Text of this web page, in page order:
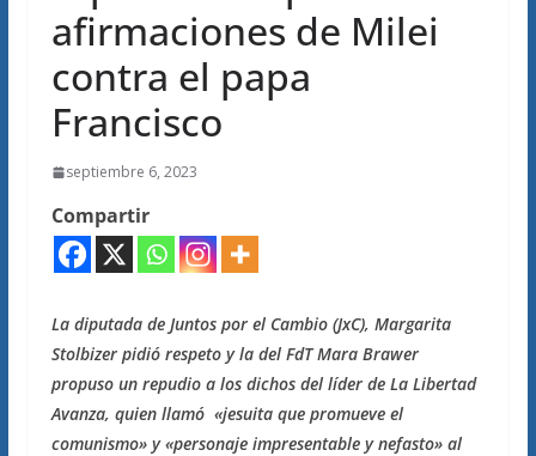
afirmaciones de Milei
contra el papa
Francisco
septiembre 6, 2023
Compartir
La diputada de Juntos por el Cambio (JxC), Margarita
Stolbizer pidió respeto y la del FdT Mara Brawer
propuso un repudio a los dichos del líder de La Libertad
Avanza, quien llamó «jesuita que promueve el
comunismo» y «personaje impresentable y nefasto» al